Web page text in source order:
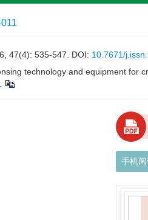
47(4): 535-547. DOI: 10.7671/
technology and equipment for
手机